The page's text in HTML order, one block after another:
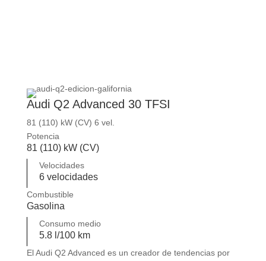
Audi Q2 Advanced 30 TFSI
81 (110) kW (CV) 6 vel.
Potencia
81 (110) kW (CV)
Velocidades
6 velocidades
Combustible
Gasolina
Consumo medio
5.8 l/100 km
El Audi Q2 Advanced es un creador de tendencias por